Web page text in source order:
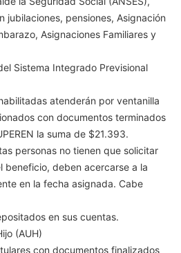
jubilaciones, pensiones, Asignación
Asignaciones Familiares y
Sistema Integrado Previsional
atenderán por ventanilla
con documentos terminados
la suma de $21.393.
personas no tienen que solicitar
beneficio, deben acercarse a la
en la fecha asignada. Cabe
en sus cuentas.
(AUH)
con documentos finalizados